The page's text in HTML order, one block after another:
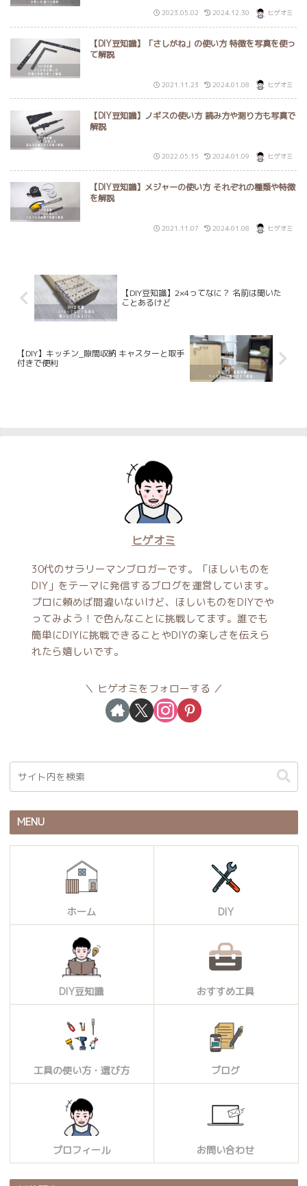
2023.05.02 2024.12.30 ヒゲオミ
【DIY豆知識】「さしがね」の使い方 特徴を写真を使っ
て解説
2021.11.23 2024.01.08 ヒゲオミ
【DIY豆知識】ノギスの使い方 読み方や測り方も写真で
解説
2022.05.15 2024.01.09 ヒゲオミ
【DIY豆知識】メジャーの使い方 それぞれの種類や特徴
を解説
2021.11.07 2024.01.08 ヒゲオミ
【DIY豆知識】2×4ってなに？ 名前は聞いた
ことあるけど
【DIY】キッチン_隙間収納 キャスターと取手
付きで便利
ヒゲオミ
30代のサラリーマンブロガーです。「ほしいものを
DIY」をテーマに発信するブログを運営しています。
プロに頼めば間違いないけど、ほしいものをDIYでや
ってみよう！で色んなことに挑戦してます。誰でも
簡単にDIYに挑戦できることやDIYの楽しさを伝えら
れたら嬉しいです。
ヒゲオミをフォローする
MENU
ホーム DIY
DIY豆知識 おすすめ工具
工具の使い方・選び方 ブログ
プロフィール お問い合わせ